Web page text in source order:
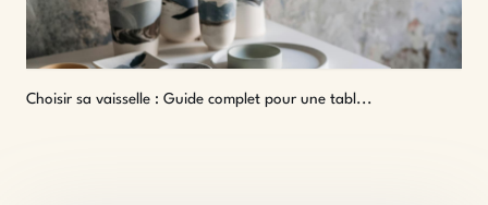
Choisir sa vaisselle : Guide complet pour une tabl...